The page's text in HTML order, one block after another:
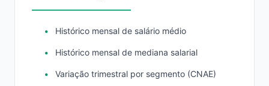
Histórico mensal de salário médio
Histórico mensal de mediana salarial
Variação trimestral por segmento (CNAE)